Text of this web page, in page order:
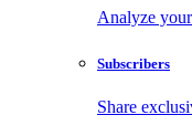
Analyze
Subscribers
Share